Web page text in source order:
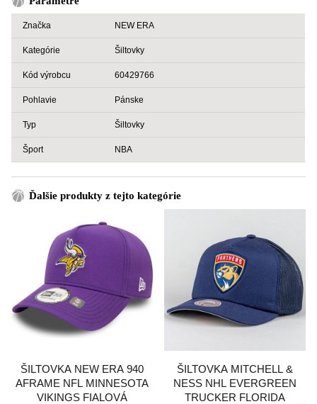
Značka NEW ERA
Kategórie Šiltovky
Kód výrobcu 60429766
Pohlavie Pánske
Typ Šiltovky
Šport NBA
Ďalšie produkty z tejto kategórie
ŠILTOVKA NEW ERA 940
AFRAME NFL MINNESOTA
VIKINGS FIALOVÁ
ŠILTOVKA MITCHELL &
NESS NHL EVERGREEN
TRUCKER FLORIDA